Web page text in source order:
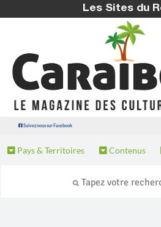
Les Sites du
Suivez nous sur Facebook
Pays & Territoires Contenus